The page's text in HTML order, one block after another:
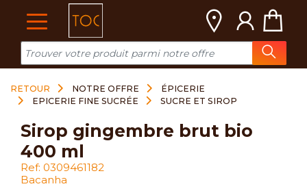
RETOUR NOTRE OFFRE
ÉPICERIE
EPICERIE FINE SUCRÉE
SUCRE ET SIROP
sirop gingembre brut bio
400 ml
Ref: 0309461182
Bacanha
Cookies management panel